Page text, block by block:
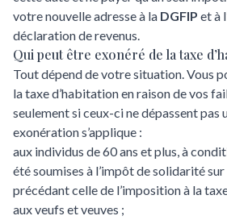
votre nouvelle adresse à la DGFIP et à
déclaration de revenus.
Qui peut être exonéré de la taxe
Tout dépend de votre situation. Vous
la taxe d’habitation en raison de vos
seulement si ceux-ci ne dépassent pas
exonération s’applique :
aux individus de 60 ans et plus, à
été soumises à l’impôt de solidarité sur
précédant celle de l’imposition à la
aux veufs et veuves ;